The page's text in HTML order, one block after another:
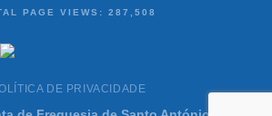
PAGE VIEWS: 287,508
DE PRIVACIDADE